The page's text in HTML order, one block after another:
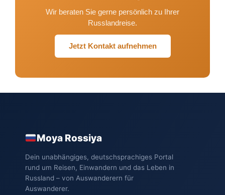
Wir beraten Sie gerne persönlich zu Ihrer
Russlandreise.
Jetzt Kontakt aufnehmen
Moya Rossiya
Dein unabhängiges, deutschsprachiges Portal
rund um Reisen, Einwandern und das Leben in
Russland – von Auswanderern für
Auswanderer.